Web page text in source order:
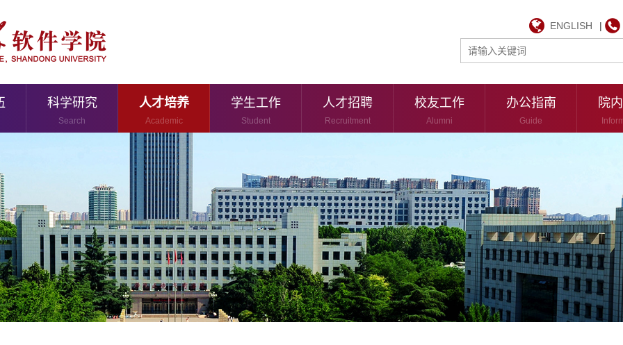
ENGLISH |
科学研究
Search
人才培养
Academic
学生工作
Student
人才招聘
Recruitment
校友工作
Alumni
办公指南
Guide
院